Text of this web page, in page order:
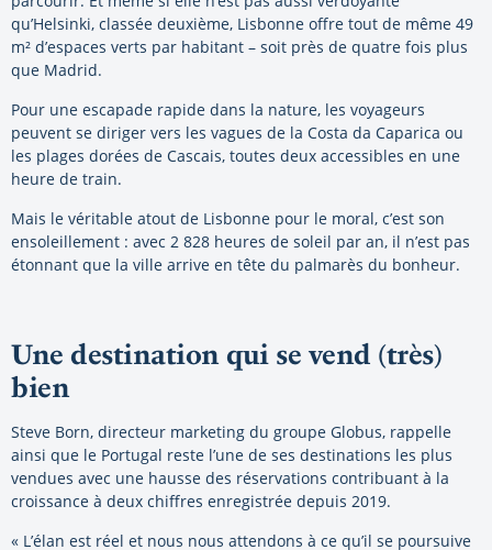
qu’Helsinki, classée deuxième, Lisbonne offre tout de même 49
m² d’espaces verts par habitant – soit près de quatre fois plus
que Madrid.
Pour une escapade rapide dans la nature, les voyageurs
peuvent se diriger vers les vagues de la Costa da Caparica ou
les plages dorées de Cascais, toutes deux accessibles en une
heure de train.
Mais le véritable atout de Lisbonne pour le moral, c’est son
ensoleillement : avec 2 828 heures de soleil par an, il n’est pas
étonnant que la ville arrive en tête du palmarès du bonheur.
Une destination qui se vend (très)
bien
Steve Born, directeur marketing du groupe Globus, rappelle
ainsi que le Portugal reste l’une de ses destinations les plus
vendues avec une hausse des réservations contribuant à la
croissance à deux chiffres enregistrée depuis 2019.
« L’élan est réel et nous nous attendons à ce qu’il se poursuive